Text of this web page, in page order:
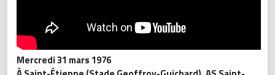
Mercredi 31 mars 1976